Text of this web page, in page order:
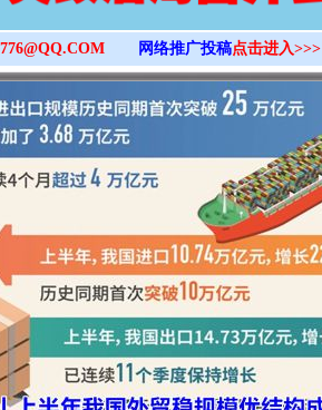
网络推广投稿点击进入>>>
制助力责任有效落实
军营 权益有保障